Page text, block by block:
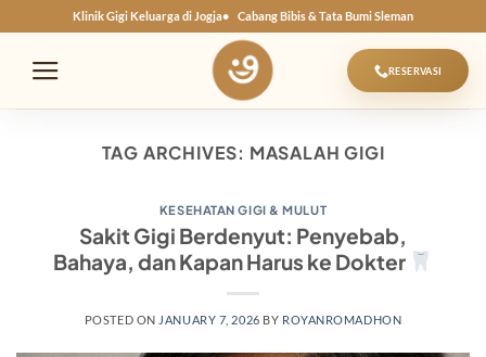
to
content
Klinik Gigi Keluarga di Jogja Cabang Bibis & Tata Bumi Sleman
RESERVASI
TAG ARCHIVES: MASALAH GIGI
KESEHATAN GIGI & MULUT
Sakit Gigi Berdenyut: Penyebab,
Bahaya, dan Kapan Harus ke Dokter
POSTED ON JANUARY 7, 2026 BY ROYANROMADHON